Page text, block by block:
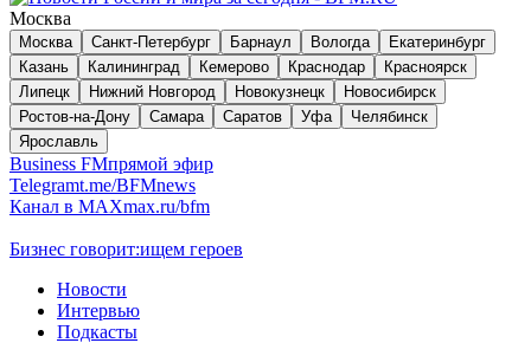
Москва
Москва Санкт-Петербург Барнаул Вологда
Екатеринбург
Казань
Калининград Кемерово Краснодар
Красноярск
Липецк
Нижний Новгород Новокузнецк
Новосибирск
Ростов-на-Дону
Самара Саратов Уфа
Челябинск
Ярославль
Business FMпрямой эфир
Telegramt.me/BFMnews
Канал в MAXmax.ru/bfm
Бизнес говорит:ищем героев
Новости
Интервью
Подкасты